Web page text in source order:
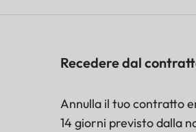
Recedere dal
Annulla il tuo contratto
14 giorni previsto dalla